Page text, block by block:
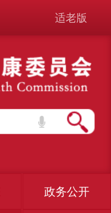
适老版
政务公开